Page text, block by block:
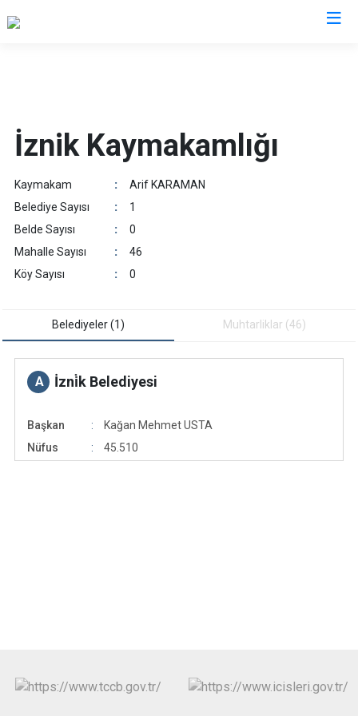
Büyükorhan
Gemlik
Harmancık
İnegöl
İznik
Karacabey
Mudanya
İznik Kaymakamlığı
Kaymakam :
Arif KARAMAN
Belediye Sayısı
:
1
Belde Sayısı
:
0
Mahalle Sayısı
:
46
Köy Sayısı
: 0
Belediyeler (1) Muhtarliklar (46)
A İzni̇k Belediyesi
Başkan
Kağan Mehmet USTA
Nüfus
45.510